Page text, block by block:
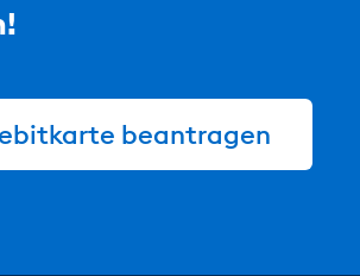
beantragen